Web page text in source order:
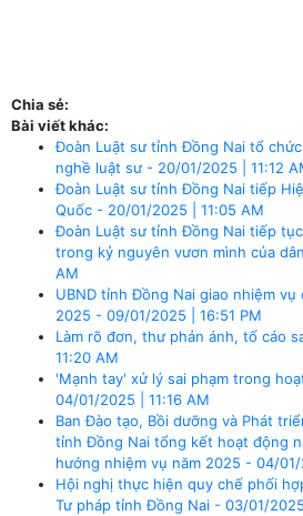
Chia sẻ:
Bài viết khác:
Đoàn Luật sư tỉnh Đồng Nai tổ
nghề luật sư - 20/01/2025 | 11:12
Đoàn Luật sư tỉnh Đồng Nai tiếp
Quốc - 20/01/2025 | 11:05 AM
Đoàn Luật sư tỉnh Đồng Nai tiếp
trong kỷ nguyên vươn mình của
AM
UBND tỉnh Đồng Nai giao nhiệm
2025 - 09/01/2025 | 16:51 PM
Làm rõ đơn, thư phản ánh, tố cáo
11:20 AM
'Mạnh tay' xử lý sai phạm trong
04/01/2025 | 11:16 AM
Ban Đào tạo, Bồi dưỡng và Phát
tỉnh Đồng Nai tổng kết hoạt động
hướng nhiệm vụ năm 2025 - 04/01/
Hội nghị thực hiện quy chế phối
Tư pháp tỉnh Đồng Nai - 03/01/